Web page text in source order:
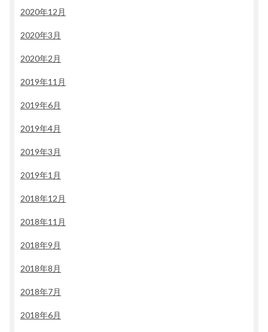
2020年12月
2020年3月
2020年2月
2019年11月
2019年6月
2019年4月
2019年3月
2019年1月
2018年12月
2018年11月
2018年9月
2018年8月
2018年7月
2018年6月